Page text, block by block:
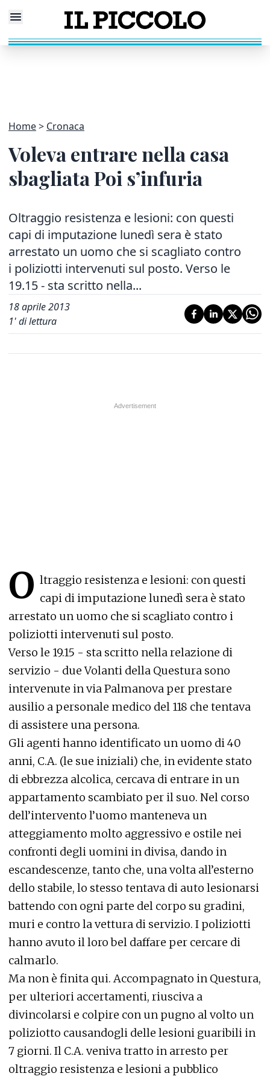
Home Cronaca
Voleva entrare nella casa
sbagliata Poi s’infuria
Oltraggio resistenza e lesioni: con questi
capi di imputazione lunedì sera è stato
arrestato un uomo che si scagliato contro
i poliziotti intervenuti sul posto. Verso le
19.15 - sta scritto nella...
18 aprile 2013
1' di lettura
O ltraggio resistenza e lesioni: con questi
capi di imputazione lunedì sera è stato
arrestato un uomo che si scagliato contro i
poliziotti intervenuti sul posto.
Verso le 19.15 - sta scritto nella relazione di
servizio - due Volanti della Questura sono
intervenute in via Palmanova per prestare
ausilio a personale medico del 118 che tentava
di assistere una persona.
Gli agenti hanno identificato un uomo di 40
anni, C.A. (le sue iniziali) che, in evidente stato
di ebbrezza alcolica, cercava di entrare in un
appartamento scambiato per il suo. Nel corso
dell’intervento l’uomo manteneva un
atteggiamento molto aggressivo e ostile nei
confronti degli uomini in divisa, dando in
escandescenze, tanto che, una volta all’esterno
dello stabile, lo stesso tentava di auto lesionarsi
battendo con ogni parte del corpo su gradini,
muri e contro la vettura di servizio. I poliziotti
hanno avuto il loro bel daffare per cercare di
calmarlo.
Ma non è finita qui. Accompagnato in Questura,
per ulteriori accertamenti, riusciva a
divincolarsi e colpire con un pugno al volto un
poliziotto causandogli delle lesioni guaribili in
7 giorni. Il C.A. veniva tratto in arresto per
oltraggio resistenza e lesioni a pubblico